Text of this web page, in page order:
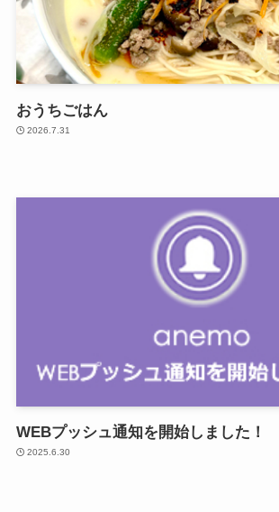
おうちごはん
2026.7.31
WEBプッシュ通知を開始しました！
2025.6.30